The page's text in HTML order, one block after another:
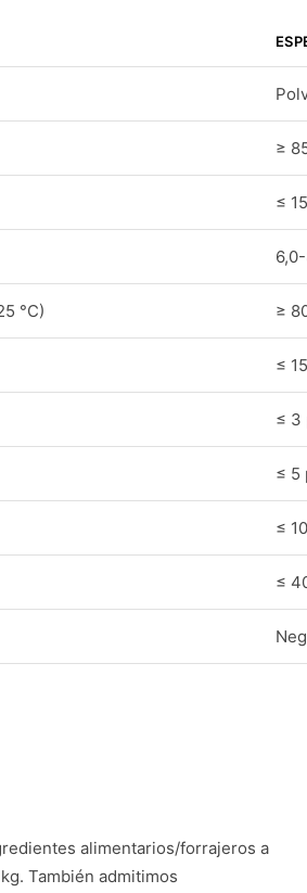
≥
≤
°C) ≥
≤
≤ 3
≤ 5
≤
≤
alimentarios/forrajeros a
También admitimos